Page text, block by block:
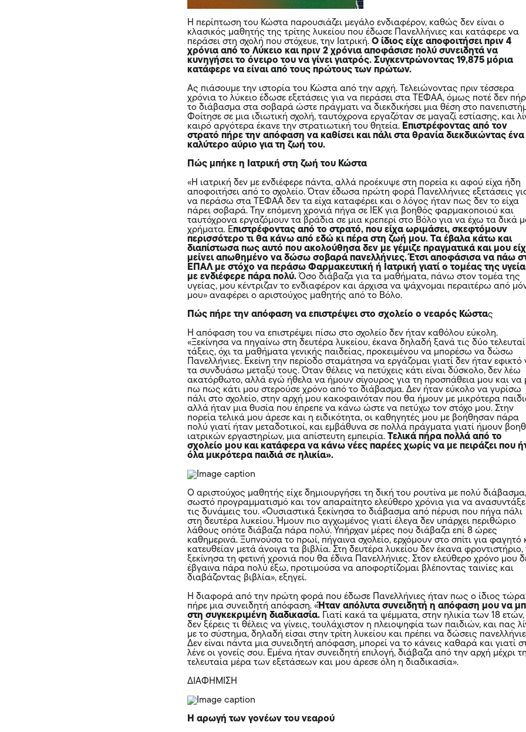
Η περίπτωση του Κώστα παρουσιάζει μεγάλο ενδιαφέρον, καθώς δεν είναι ο
κλασικός μαθητής της τρίτης λυκείου που έδωσε Πανελλήνιες και κατάφερε να
περάσει στη σχολή που στόχευε, την Ιατρική.Ο ίδιος είχε αποφοιτήσει πριν 4
χρόνια από το Λύκειο και πριν 2 χρόνια αποφάσισε πολύ συνειδητά να
κυνηγήσει το όνειρο του να γίνει γιατρός. Συγκεντρώνοντας 19,875 μόρια
κατάφερε να είναι από τους πρώτους των πρώτων.
Ας πιάσουμε την ιστορία του Κώστα από την αρχή. Τελειώνοντας πριν τέσσερα
χρόνια το λύκειο έδωσε εξετάσεις για να περάσει στα ΤΕΦΑΑ, όμως ποτέ δεν
το διάβασμα στα σοβαρά ώστε πράγματι να διεκδικήσει μια θέση στο
Φοίτησε σε μια ιδιωτική σχολή, ταυτόχρονα εργαζόταν σε μαγαζί εστίασης, και
καιρό αργότερα έκανε την στρατιωτική του θητεία. Επιστρέφοντας από τον
στρατό πήρε την απόφαση να καθίσει και πάλι στα θρανία διεκδικώντας ένα
καλύτερο αύριο για τη ζωή του.
Πώς μπήκε η Ιατρική στη ζωή του Κώστα
«Η ιατρική δεν με ενδιέφερε πάντα, αλλά προέκυψε στη πορεία κι αφού είχα ήδη
αποφοιτήσει από το σχολείο. Όταν έδωσα πρώτη φορά Πανελλήνιες εξετάσεις
να περάσω στα ΤΕΦΑΑ δεν τα είχα καταφέρει και ο λόγος ήταν πως δεν το είχα
πάρει σοβαρά. Την επόμενη χρονιά πήγα σε ΙΕΚ για βοηθός φαρμακοποιού και
ταυτόχρονα εργαζόμουν τα βράδια σε μια κρεπερί στο Βόλο για να έχω τα δικά
χρήματα. Επιστρέφοντας από το στρατό, που είχα ωριμάσει, σκεφτόμουν
περισσότερο τι θα κάνω από εδώ κι πέρα στη ζωή μου. Τα έβαλα κάτω και
διαπίστωσα πως αυτό που ακολούθησα δεν με γέμιζε πραγματικά και μου
μείνει απωθημένο να δώσω σοβαρά πανελλήνιες. Έτσι αποφάσισα να πάω
ΕΠΑΛ με στόχο να περάσω Φαρμακευτική ή Ιατρική γιατί ο τομέας της
με ενδιέφερε πάρα πολύ.Όσο διάβαζα για τα μαθήματα, πάνω στον τομέα της
υγείας, μου κέντριζαν το ενδιαφέρον και άρχισα να ψάχνομαι περαιτέρω από
μου» αναφέρει ο αριστούχος μαθητής από το Βόλο.
Πώς πήρε την απόφαση να επιστρέψει στο σχολείο ο νεαρός Κώστας
Η απόφαση του να επιστρέψει πίσω στο σχολείο δεν ήταν καθόλου εύκολη.
«Ξεκίνησα να πηγαίνω στη δευτέρα λυκείου, έκανα δηλαδή ξανά τις δύο
τάξεις, όχι τα μαθήματα γενικής παιδείας, προκειμένου να μπορέσω να δώσω
Πανελλήνιες. Εκείνη την περίοδο σταμάτησα να εργάζομαι γιατί δεν ήταν εφικτό
τα συνδυάσω μεταξύ τους. Όταν θέλεις να πετύχεις κάτι είναι δύσκολο, δεν λέω
ακατόρθωτο, αλλά εγώ ήθελα να ήμουν σίγουρος για τη προσπάθεια μου και να
πω πως κάτι μου στερούσε χρόνο από το διάβασμα. Δεν ήταν εύκολο να γυρίσω
πάλι στο σχολείο, στην αρχή μου κακοφαινόταν που θα ήμουν με μικρότερα
αλλά ήταν μια θυσία που έπρεπε να κάνω ώστε να πετύχω τον στόχο μου. Στην
πορεία τελικά μου άρεσε και η ειδικότητα, οι καθηγητές μου με βοήθησαν πάρα
πολύ γιατί ήταν μεταδοτικοί, και εμβάθυνα σε πολλά πράγματα γιατί ήμουν
ιατρικών εργαστηρίων, μια απίστευτη εμπειρία. Τελικά πήρα πολλά από το
σχολείο μου και κατάφερα να κάνω νέες παρέες χωρίς να με πειράζει που
όλα μικρότερα παιδιά σε ηλικία».
Ο αριστούχος μαθητής είχε δημιουργήσει τη δική του ρουτίνα με πολύ διάβασμα,
σωστό προγραμματισμό και τον απαραίτητο ελεύθερο χρόνια για να
τις δυνάμεις του. «Ουσιαστικά ξεκίνησα το διάβασμα από πέρυσι που πήγα πάλι
στη δευτέρα λυκείου. Ήμουν πιο αγχωμένος γιατί έλεγα δεν υπάρχει περιθώριο
λάθους οπότε διάβαζα πάρα πολύ. Υπήρχαν μέρες που διάβαζα επί 8 ώρες
καθημερινά. Ξυπνούσα το πρωί, πήγαινα σχολείο, ερχόμουν στο σπίτι για φαγητό
κατευθείαν μετά άνοιγα τα βιβλία. Στη δευτέρα λυκείου δεν έκανα φροντιστήριο,
ξεκίνησα τη φετινή χρονιά που θα έδινα Πανελλήνιες. Στον ελεύθερο χρόνο μου
έβγαινα πάρα πολύ έξω, προτιμούσα να αποφορτίζομαι βλέποντας ταινίες και
διαβάζοντας βιβλία», εξηγεί.
Η διαφορά από την πρώτη φορά που έδωσε Πανελλήνιες ήταν πως ο ίδιος τώρα
πήρε μια συνειδητή απόφαση. «Ήταν απόλυτα συνειδητή η απόφαση μου να
στη συγκεκριμένη διαδικασία. Γιατί κακά τα ψέμματα, στην ηλικία των 18 ετών,
δεν ξέρεις τι θέλεις να γίνεις, τουλάχιστον η πλειοψηφία των παιδιών, και πας
με το σύστημα, δηλαδή είσαι στην τρίτη λυκείου και πρέπει να δώσεις
Δεν είναι πάντα μια συνειδητή απόφαση, μπορεί να το κάνεις καθαρά και γιατί
λένε οι γονείς σου. Εμένα ήταν συνειδητή επιλογή, διάβαζα από την αρχή μέχρι
τελευταία μέρα των εξετάσεων και μου άρεσε όλη η διαδικασία».
ΔΙΑΦΗΜΙΣΗ
Η αρωγή των γονέων του νεαρού